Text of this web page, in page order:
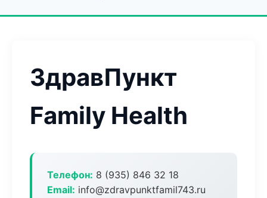
ЗдравПункт
Family Health
Телефон: 8 (935) 846 32 18
Email: info@zdravpunktfamil743.ru